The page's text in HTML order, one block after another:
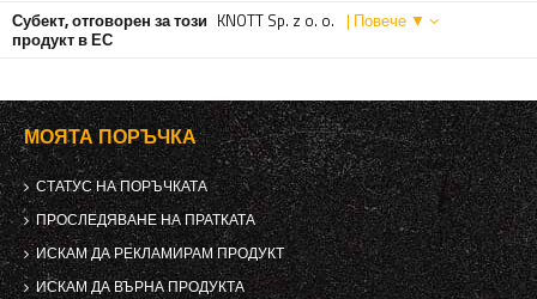
Субект, отговорен за този
продукт в ЕС
KNOTT Sp. z o. o. | Повече ▼
МОЯТА ПОРЪЧКА
СТАТУС НА ПОРЪЧКАТА
ПРОСЛЕДЯВАНЕ НА ПРАТКАТА
ИСКАМ ДА РЕКЛАМИРАМ ПРОДУКТ
ИСКАМ ДА ВЪРНА ПРОДУКТА